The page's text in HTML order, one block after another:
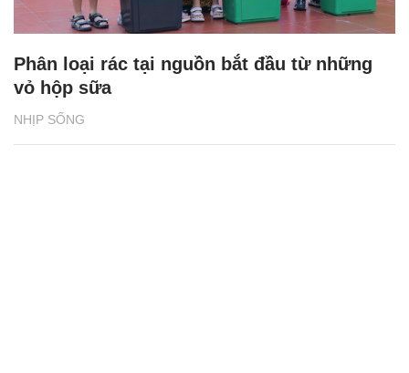
NHỊP SỐNG
Phân loại rác tại nguồn bắt đầu từ những
vỏ hộp sữa